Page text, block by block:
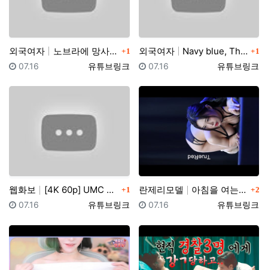
외국여자 노브라에 망사스타킹 입고 팬티리뷰하는 일본아줌마 가정부… 댓글
1
등록자
유튜브링크
등록일
07.16
외국여자 Navy blue, The Big Cup Bras, e… 댓글
1
등록자
유튜브링크
등록일
07.16
웹화보 [4K 60p] UMC X 팬더티비 MotorShow … 댓글
1
등록자
유튜브링크
등록일
07.16
란제리모델 아침을 여는 ~ 란제리 런웨이 2023 COVER GI… 댓글
2
등록자
유튜브링크
등록일
07.16